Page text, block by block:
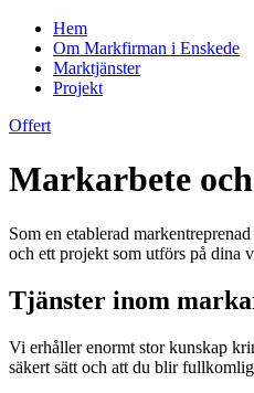
Hem
Om Markfirman i Enskede
Marktjänster
Projekt
Offert
Markarbete
Som en etablerad
och ett projekt som utförs på dina
Tjänster inom
Vi erhåller enormt stor kunskap
säkert sätt och att du blir